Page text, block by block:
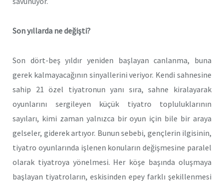
Son yıllarda ne değişti?
Son dört-beş yıldır yeniden başlayan canlanma, buna
gerek kalmayacağının sinyallerini veriyor. Kendi sahnesine
sahip 21 özel tiyatronun yanı sıra, sahne kiralayarak
oyunlarını sergileyen küçük tiyatro topluluklarının
sayıları, kimi zaman yalnızca bir oyun için bile bir araya
gelseler, giderek artıyor. Bunun sebebi, gençlerin ilgisinin,
tiyatro oyunlarında işlenen konuların değişmesine paralel
olarak tiyatroya yönelmesi. Her köşe başında oluşmaya
başlayan tiyatroların, eskisinden epey farklı şekillenmesi